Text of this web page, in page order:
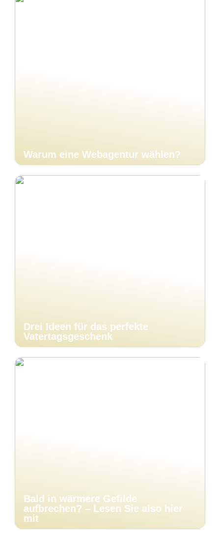
Warum eine Webagentur wählen?
Drei Ideen für das perfekte
Vatertagsgeschenk
Bald in wärmere Gefilde
aufbrechen? – Lesen Sie also hier
mit